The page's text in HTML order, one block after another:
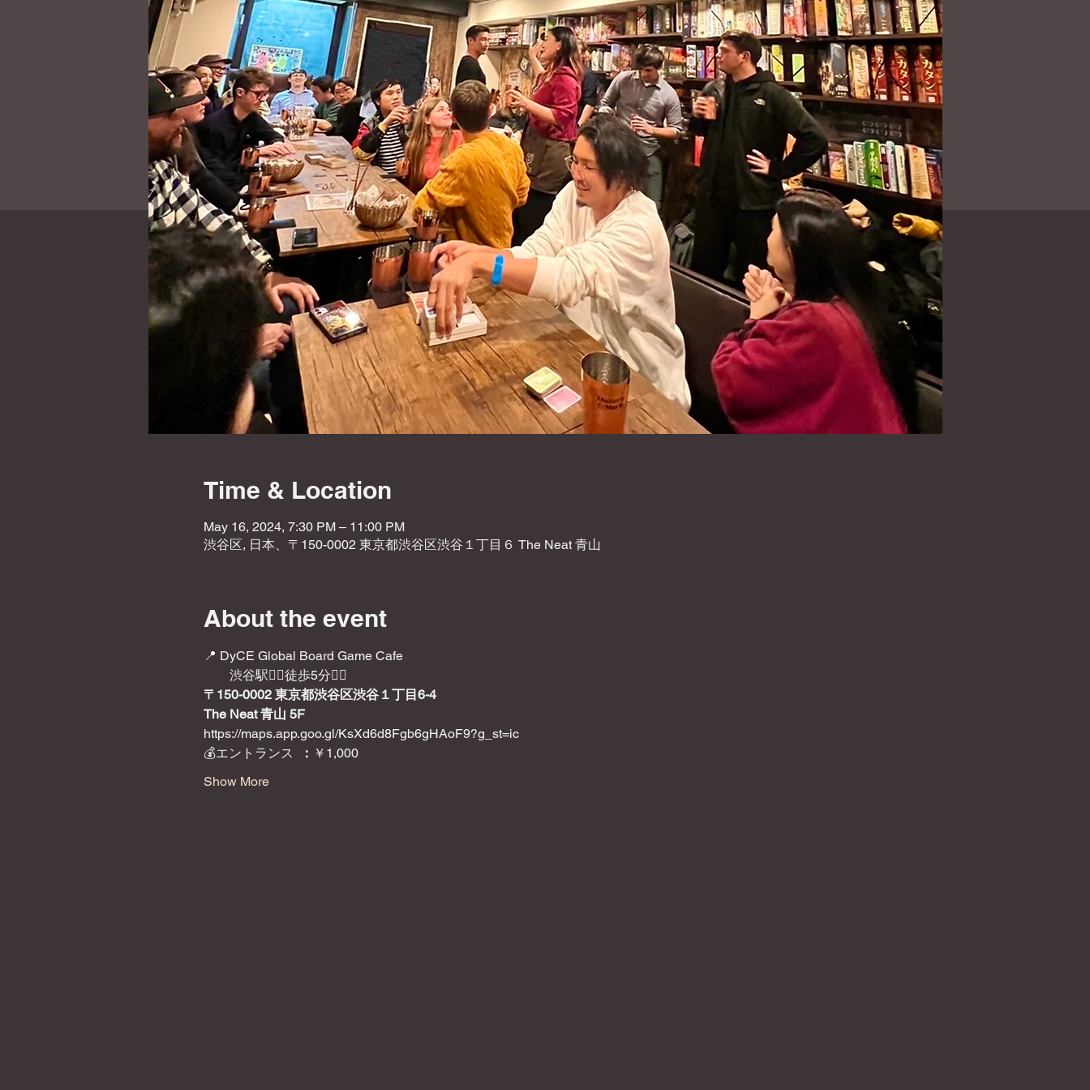
Time & Location
May 16, 2024, 7:30 PM – 11:00 PM
渋谷区, 日本、〒150-0002 東京都渋谷区渋谷１丁目６ The Neat 青山
About the event
📍 DyCE Global Board Game Cafe
渋谷駅🚶‍♂️徒歩5分🚶‍♂️
〒150-0002 東京都渋谷区渋谷１丁目6-4
The Neat 青山 5F
https://maps.app.goo.gl/KsXd6d8Fgb6gHAoF9?g_st=ic
💰エントランス
： ￥1,000
Show More